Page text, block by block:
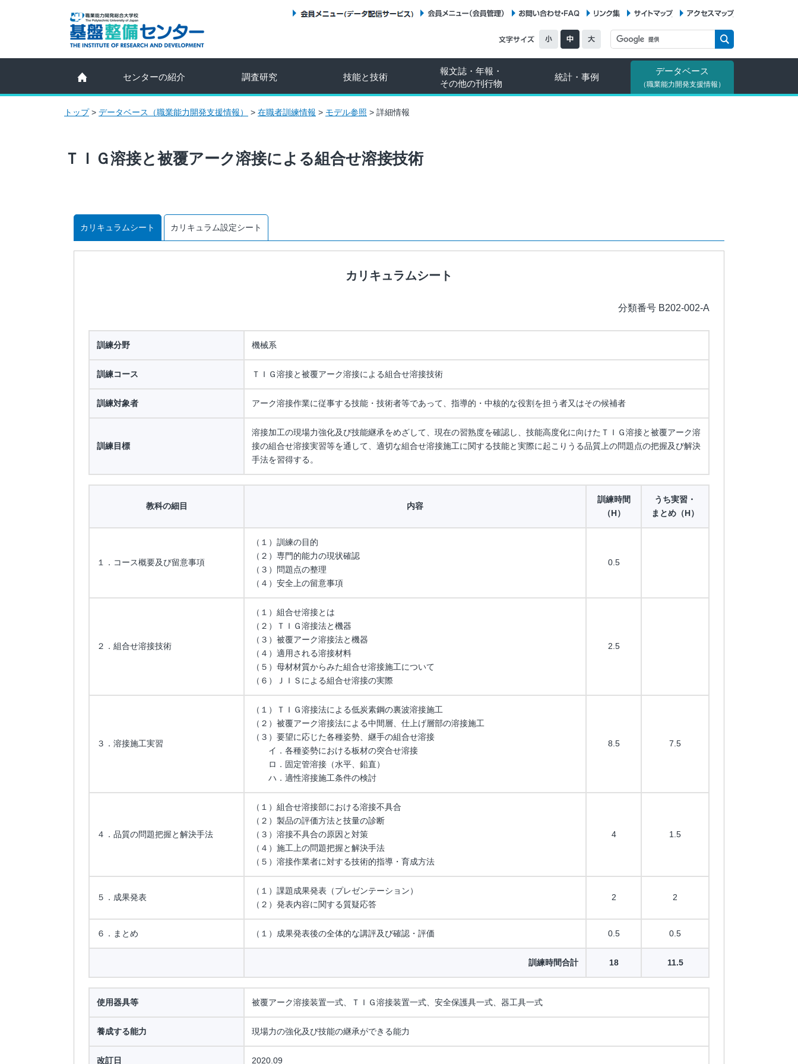
センターの紹介 調査研究 技能と技術
報文誌・年報・
その他の刊行物
統計・事例
データベース
（職業能力開発支援情報）
トップ> データベース（職業能力開発支援情報） > 在職者訓練情報 > モデル参照 > 詳細情報
ＴＩＧ溶接と被覆アーク溶接による組合せ溶接技術
カリキュラムシート カリキュラム設定シート
カリキュラムシート
分類番号 B202-002-A
訓練分野 機械系
訓練コース ＴＩＧ溶接と被覆アーク溶接による組合せ溶接技術
訓練対象者 アーク溶接作業に従事する技能・技術者等であって、指導的・中核的な役割を担う者又はその候補者
訓練目標
溶接加工の現場力強化及び技能継承をめざして、現在の習熟度を確認し、技能高度化に向けたＴＩＧ溶接と被覆アーク溶
接の組合せ溶接実習等を通して、適切な組合せ溶接施工に関する技能と実際に起こりうる品質上の問題点の把握及び解決
手法を習得する。
教科の細目 内容
訓練時間
（H）
うち実習・
まとめ（H）
１．コース概要及び留意事項
（１）訓練の目的
（２）専門的能力の現状確認
（３）問題点の整理
（４）安全上の留意事項
0.5
２．組合せ溶接技術
（１）組合せ溶接とは
（２）ＴＩＧ溶接法と機器
（３）被覆アーク溶接法と機器
（４）適用される溶接材料
（５）母材材質からみた組合せ溶接施工について
（６）ＪＩＳによる組合せ溶接の実際
2.5
３．溶接施工実習
（１）ＴＩＧ溶接法による低炭素鋼の裏波溶接施工
（２）被覆アーク溶接法による中間層、仕上げ層部の溶接施工
（３）要望に応じた各種姿勢、継手の組合せ溶接
イ．各種姿勢における板材の突合せ溶接
ロ．固定管溶接（水平、鉛直）
ハ．適性溶接施工条件の検討
8.5 7.5
４．品質の問題把握と解決手法
（１）組合せ溶接部における溶接不具合
（２）製品の評価方法と技量の診断
（３）溶接不具合の原因と対策
（４）施工上の問題把握と解決手法
（５）溶接作業者に対する技術的指導・育成方法
4 1.5
５．成果発表
（１）課題成果発表（プレゼンテーション）
（２）発表内容に関する質疑応答
2 2
６．まとめ （１）成果発表後の全体的な講評及び確認・評価 0.5 0.5
訓練時間合計 18 11.5
使用器具等 被覆アーク溶接装置一式、ＴＩＧ溶接装置一式、安全保護具一式、器工具一式
養成する能力 現場力の強化及び技能の継承ができる能力
改訂日 2020.09